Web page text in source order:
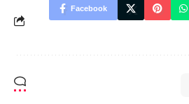
Facebook